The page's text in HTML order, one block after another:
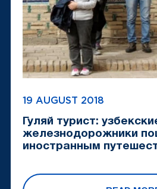
19 AUGUST 2018
Гуляй турист:
железнодорожники
иностранным